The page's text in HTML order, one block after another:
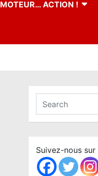
MOTEUR… ACTION !
a
c
h
Suivez-nous